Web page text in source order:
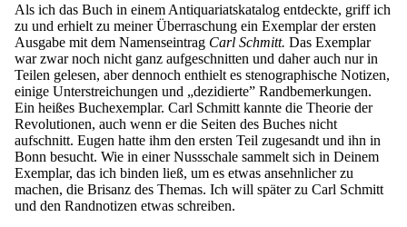
Als ich das Buch in einem Antiquariatskatalog entdeckte, griff ich
zu und erhielt zu meiner Überraschung ein Exemplar der ersten
Ausgabe mit dem Namenseintrag Carl Schmitt. Das Exemplar
war zwar noch nicht ganz aufgeschnitten und daher auch nur in
Teilen gelesen, aber dennoch enthielt es stenographische Notizen,
einige Unterstreichungen und „dezidierte” Randbemerkungen.
Ein heißes Buchexemplar. Carl Schmitt kannte die Theorie der
Revolutionen, auch wenn er die Seiten des Buches nicht
aufschnitt. Eugen hatte ihm den ersten Teil zugesandt und ihn in
Bonn besucht. Wie in einer Nussschale sammelt sich in Deinem
Exemplar, das ich binden ließ, um es etwas ansehnlicher zu
machen, die Brisanz des Themas. Ich will später zu Carl Schmitt
und den Randnotizen etwas schreiben.